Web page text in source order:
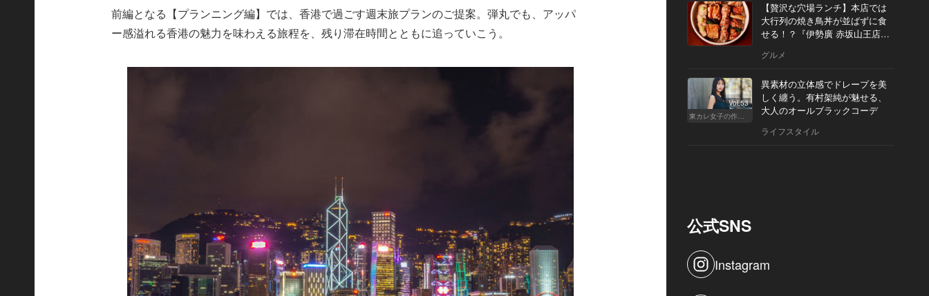
前編となる【プランニング編】では、香港で過ごす週末旅プランのご提案。弾丸でも、アッパ
ー感溢れる香港の魅力を味わえる旅程を、残り滞在時間とともに追っていこう。
【贅沢な穴場ランチ】本店では
大行列の焼き鳥丼が並ばずに食
せる！？『伊勢廣 赤坂山王店』
グルメ
Vol.53
東カレ女子の作り方
異素材の立体感でドレープを美
しく纏う。有村架純が魅せる、
大人のオールブラックコーデ
ライフスタイル
公式SNS
Instagram